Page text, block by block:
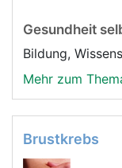
Gesundheit
Bildung,
Mehr zum
Brustkrebs